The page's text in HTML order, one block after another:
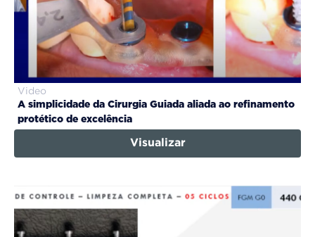
Video
A simplicidade da Cirurgia Guiada aliada ao refinamento
protético de excelência
Visualizar